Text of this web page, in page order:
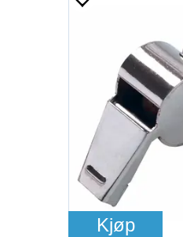
Kjøp